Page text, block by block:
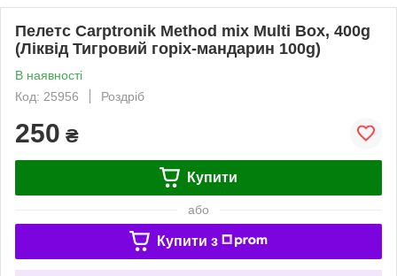
Пелетс Carptronik Method mix Multi Box, 400g
(Ліквід Тигровий горіх-мандарин 100g)
В наявності
Код: 25956
Роздріб
250 ₴
Купити
або
Купити з